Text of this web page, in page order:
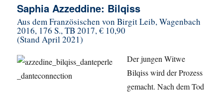
Saphia Azzeddine: Bilqiss
Aus dem Französischen von Birgit Leib, Wagenbach
2016, 176 S., TB 2017, € 10,90
(Stand April 2021)
Der jungen Witwe
Bilqiss wird der Prozess
gemacht. Nach dem Tod